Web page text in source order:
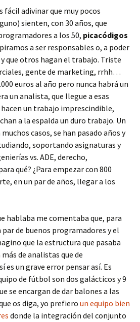
fácil adivinar que muy pocos
sienten, con 30 años, que
a los 50, picacódigos
a ser responsables o, a poder
que otros hagan el trabajo. Triste
gente de marketing, rrhh…
euros al año pero nunca habrá un
un analista, que llegue a esas
hacen un trabajo imprescindible,
a la espalda un duro trabajo. Un
casos, se han pasado años y
soportando asignaturas y
vs. ADE, derecho,
qué? ¿Para empezar con 800
en un par de años, llegar a los
hablaba me comentaba que, para
de buenos programadores y el
que la estructura que pasaba
de analistas que de
es un grave error pensar así. Es
de fútbol son dos galácticos y 9
se encargan de dar balones a las
os diga, yo prefiero un equipo bien
donde la integración del conjunto